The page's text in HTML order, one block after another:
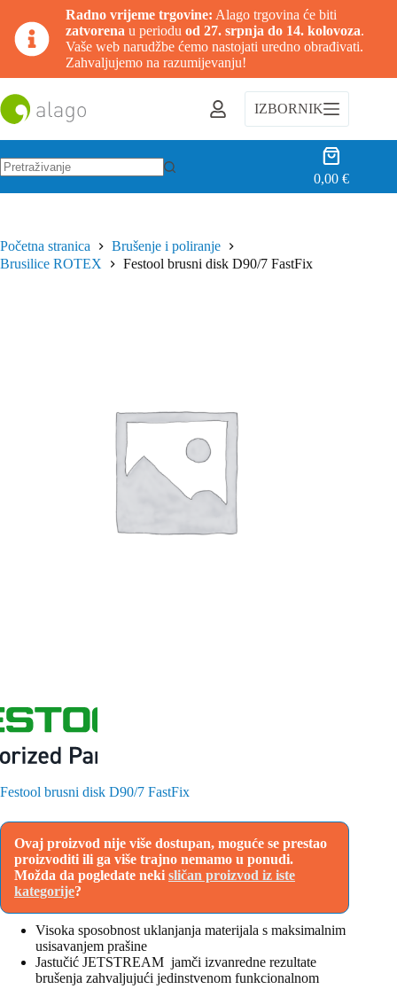
Radno vrijeme trgovine: Alago trgovina će biti
zatvorena u periodu od 27. srpnja do 14. kolovoza.
Vaše web narudžbe ćemo nastojati uredno obrađivati.
Zahvaljujemo na razumijevanju!
na
sadržaj
IZBORNIK
Košarica
0,00€
Početna stranica
Brušenje i poliranje
Brusilice ROTEX
Festool brusni disk D90/7 FastFix
Festool brusni disk D90/7 FastFix
Ovaj proizvod nije više dostupan, moguće se prestao
proizvoditi ili ga više trajno nemamo u ponudi.
Možda da pogledate neki sličan proizvod iz iste
kategorije?
Visoka sposobnost uklanjanja materijala s maksimalnim
usisavanjem prašine
Jastučić JETSTREAM jamči izvanredne rezultate
brušenja zahvaljujući jedinstvenom funkcionalnom